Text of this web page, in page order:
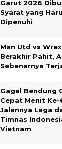
Garut 2026
Syarat yang
Dipenuhi
Man Utd vs
Berakhir Pahit,
Sebenarnya
Gagal Bendung
Cepat Menit Ke-
Jalannya Laga
Timnas
Vietnam